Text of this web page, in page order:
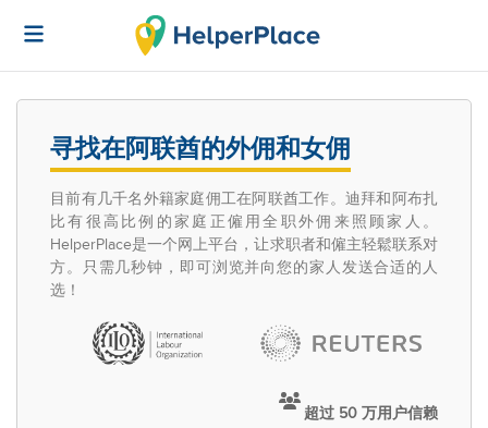
寻找在阿联酋的外佣和女佣
目前有几千名外籍家庭佣工在阿联酋工作。迪拜和阿布扎
比有很高比例的家庭正僱用全职外佣来照顾家人。
HelperPlace是一个网上平台，让求职者和僱主轻鬆联系对
方。只需几秒钟，即可浏览并向您的家人发送合适的人
选！
超过 50 万用户信赖